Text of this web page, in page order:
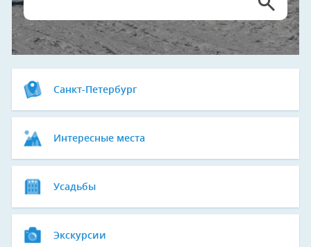
Санкт-Петербург
Интересные места
Усадьбы
Экскурсии